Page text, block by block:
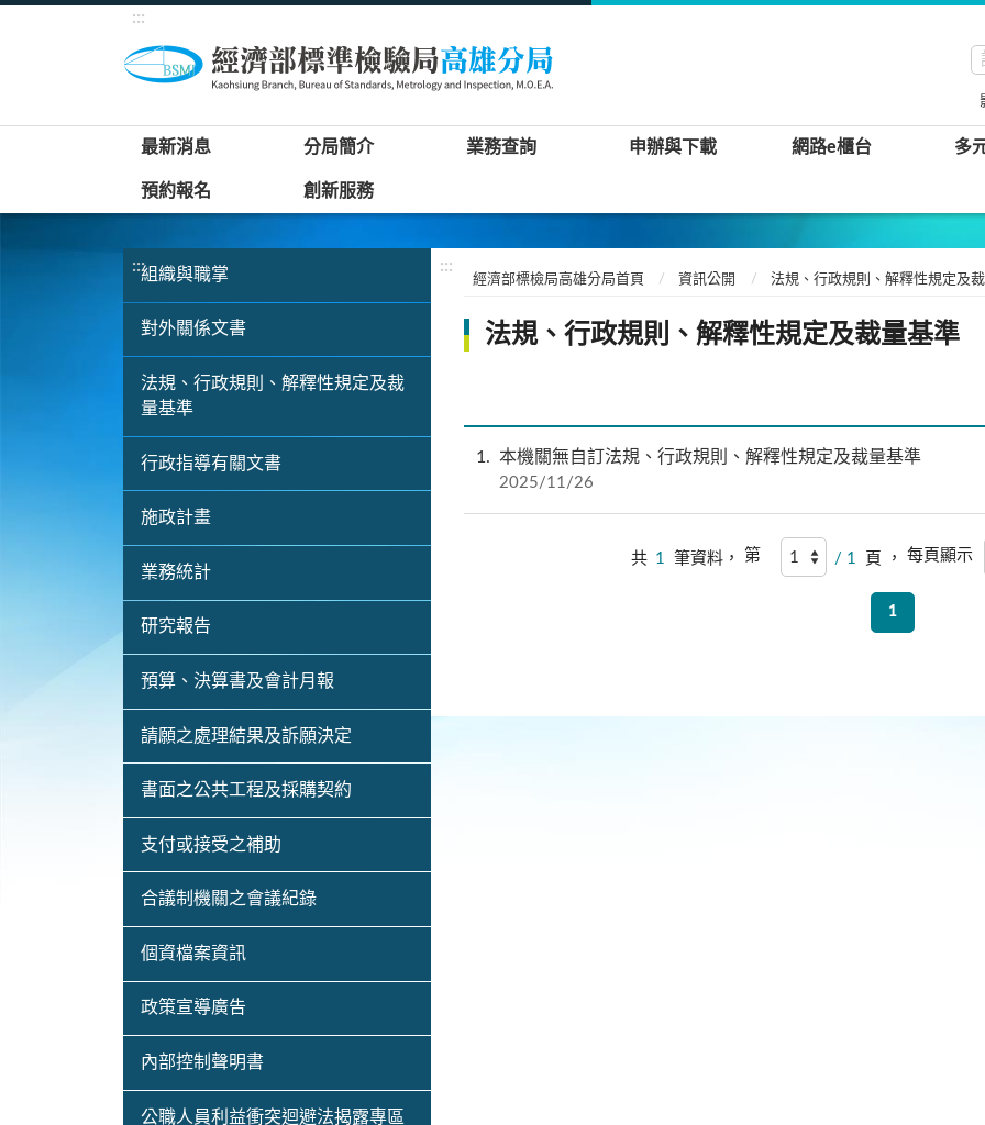
:::
最新消息 分局簡介 業務查詢 申辦與下載 網路e櫃台 多
預約報名 創新服務
:::組織與職掌
對外關係文書
法規、行政規則、解釋性規定及裁
量基準
行政指導有關文書
施政計畫
業務統計
研究報告
預算、決算書及會計月報
請願之處理結果及訴願決定
書面之公共工程及採購契約
支付或接受之補助
合議制機關之會議紀錄
個資檔案資訊
政策宣導廣告
內部控制聲明書
公職人員利益衝突迴避法揭露專區
:::
經濟部標檢局高雄分局首頁 資訊公開 法規、行政規則、解釋性規定及
法規、行政規則、解釋性規定及裁量基準
1 本機關無自訂法規、行政規則、解釋性規定及裁量基準
2025/11/26
共 1 筆資料， 第 / 1 頁 ， 每頁顯示
1